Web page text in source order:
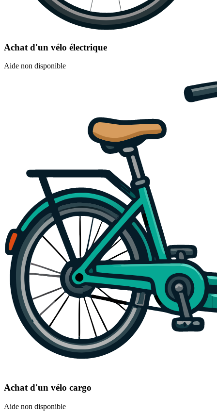
Achat d'un vélo électrique
Aide non disponible
Achat d'un vélo cargo
Aide non disponible